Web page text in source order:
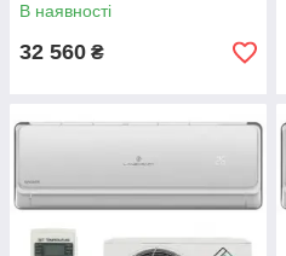
В наявності
32 560 ₴